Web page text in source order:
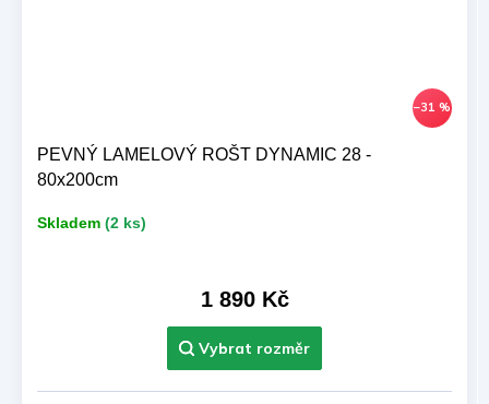
–31 %
PEVNÝ LAMELOVÝ ROŠT DYNAMIC 28 -
80x200cm
Skladem (2 ks)
1 890 Kč